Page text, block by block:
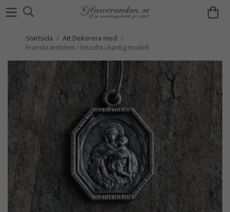
Startsida / Att Dekorera med /
Franskt emblem / krucifix i kantig modell